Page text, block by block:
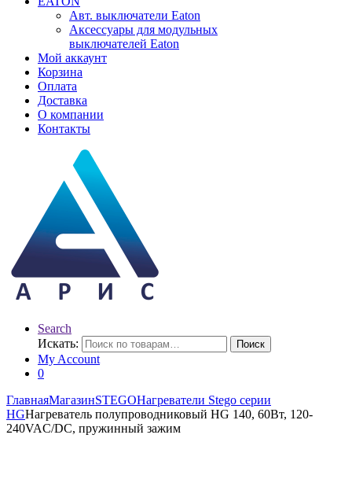
Авт. выключатели Eaton
Аксессуары для модульных
выключателей Eaton
Мой аккаунт
Корзина
Оплата
Доставка
О компании
Контакты
Search
Искать:
Поиск
My Account
0
ГлавнаяМагазинSTEGOНагреватели Stego серии
HGНагреватель полупроводниковый HG 140, 60Вт, 120-
240VAC/DC, пружинный зажим